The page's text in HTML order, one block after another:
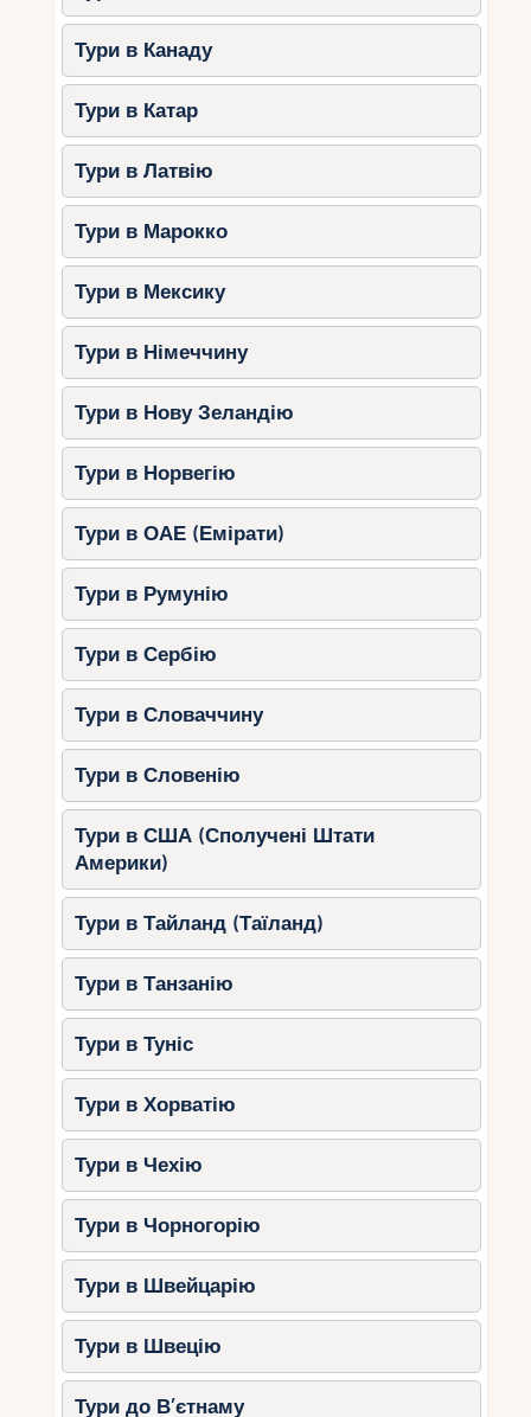
Тури в Канаду
Тури в Катар
Тури в Латвію
Тури в Марокко
Тури в Мексику
Тури в Німеччину
Тури в Нову Зеландію
Тури в Норвегію
Тури в ОАЕ (Емірати)
Тури в Румунію
Тури в Сербію
Тури в Словаччину
Тури в Словенію
Тури в США (Сполучені Штати
Америки)
Тури в Тайланд (Таїланд)
Тури в Танзанію
Тури в Туніс
Тури в Хорватію
Тури в Чехію
Тури в Чорногорію
Тури в Швейцарію
Тури в Швецію
Тури до В’єтнаму